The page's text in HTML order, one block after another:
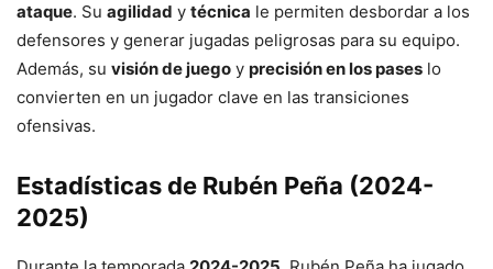
ataque. Su agilidad y técnica le permiten desbordar a los
defensores y generar jugadas peligrosas para su equipo.
Además, su visión de juego y precisión en los pases lo
convierten en un jugador clave en las transiciones
ofensivas.
Estadísticas de Rubén Peña (2024-
2025)